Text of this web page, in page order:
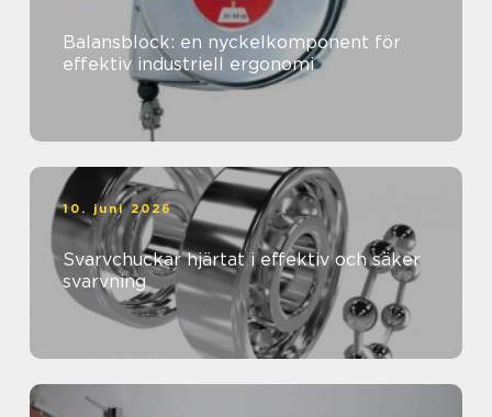
Balansblock: en nyckelkomponent för
effektiv industriell ergonomi
10. juni 2026
Svarvchuckar hjärtat i effektiv och säker
svarvning